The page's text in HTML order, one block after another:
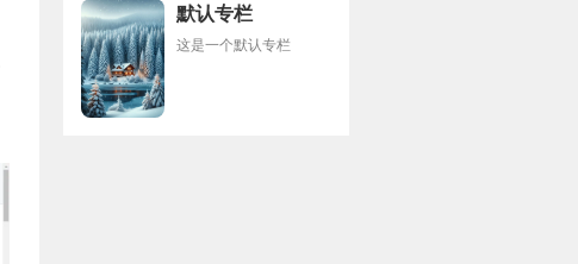
默认专栏
这是一个默认专栏